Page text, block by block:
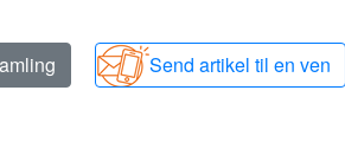
Send artikel til en ven